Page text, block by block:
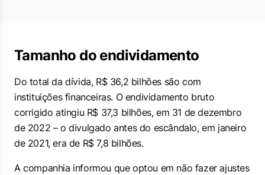
Tamanho do endividamento
Do total da dívida, R$ 36,2 bilhões são com
instituições financeiras. O endividamento bruto
corrigido atingiu R$ 37,3 bilhões, em 31 de dezembro
de 2022 – o divulgado antes do escândalo, em janeiro
de 2021, era de R$ 7,8 bilhões.
A companhia informou que optou em não fazer ajustes